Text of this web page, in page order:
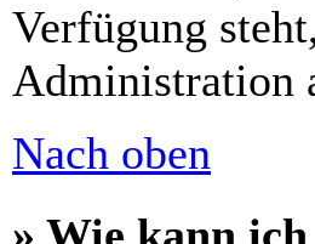
Verfügung
Administration
Nach oben